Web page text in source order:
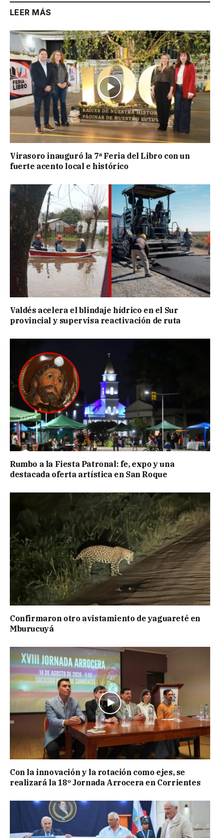
LEER MÁS
Virasoro inauguró la 7ª Feria del Libro con un
fuerte acento local e histórico
Valdés acelera el blindaje hídrico en el Sur
provincial y supervisa reactivación de ruta
Rumbo a la Fiesta Patronal: fe, expo y una
destacada oferta artística en San Roque
Confirmaron otro avistamiento de yaguareté en
Mburucuyá
Con la innovación y la rotación como ejes, se
realizará la 18º Jornada Arrocera en Corrientes